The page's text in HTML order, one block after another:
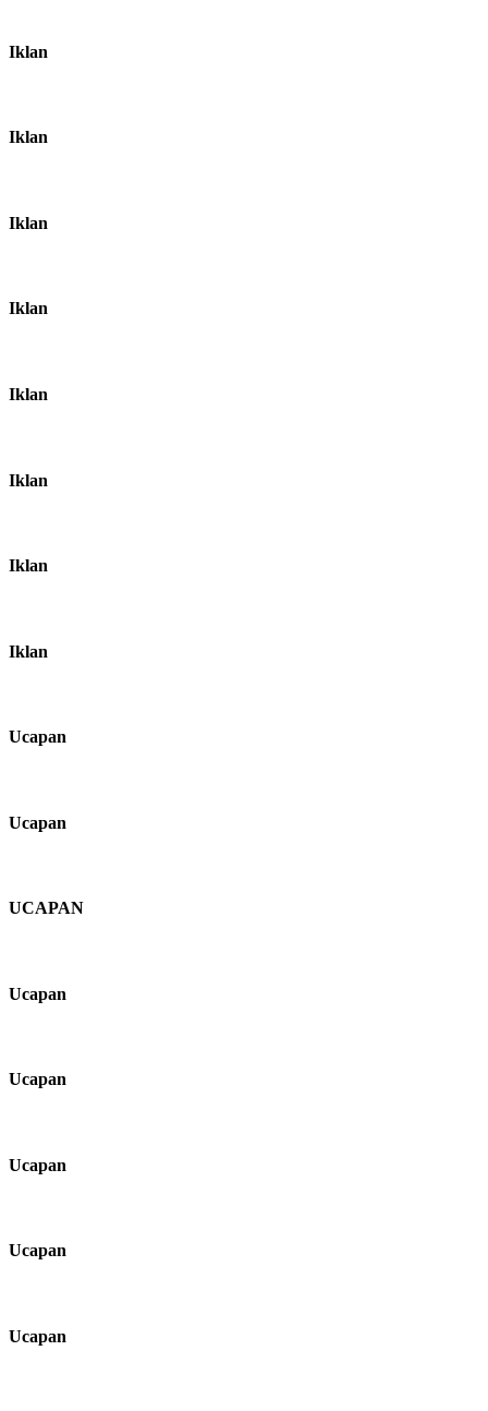
Iklan
Iklan
Iklan
Iklan
Iklan
Iklan
Iklan
Iklan
Ucapan
Ucapan
UCAPAN
Ucapan
Ucapan
Ucapan
Ucapan
Ucapan